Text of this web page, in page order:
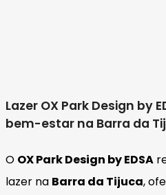
Lazer OX Park Design by
bem-estar na Barra da
O OX Park Design by EDSA
lazer na Barra da Tijuca,